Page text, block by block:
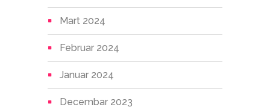
Mart 2024
Februar 2024
Januar 2024
Decembar 2023